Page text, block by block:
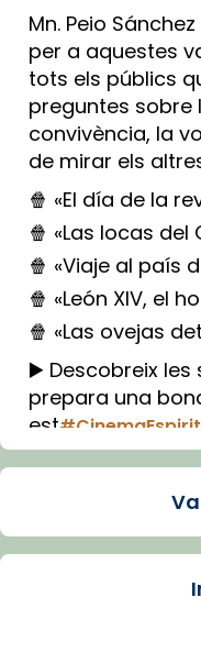
Mn. Peio
per a aquestes
tots els públics
preguntes sobre
convivència, la
de mirar els
🍿 «El día de la
🍿 «Las locas del
🍿 «Viaje al país
🍿 «León XIV, el
🍿 «Las ovejas
▶️ Descobreix
prepara una
est
Imatge: